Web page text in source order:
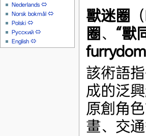
獸迷圈
圈 、 “獸
furrydom
該術語
成的泛
原創角
畫、交
Nederlands ⇔
Norsk bokmål ⇔
Polski ⇔
Русский ⇔
English ⇔